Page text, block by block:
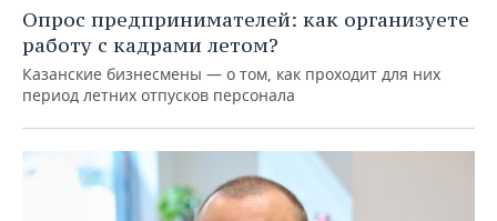
Опрос предпринимателей: как организуете
работу с кадрами летом?
Казанские бизнесмены — о том, как проходит для них
период летних отпусков персонала